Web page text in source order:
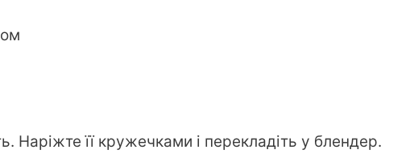
Наріжте її кружечками і перекладіть у блендер.